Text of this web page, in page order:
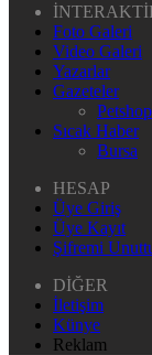
Foto Galeri
Video Galeri
Yazarlar
Gazeteler
Petshop
Sıcak Haber
Bursa
HESAP
Üye Giriş
Üye Kayıt
Şifremi
DİĞER
İletişim
Künye
Reklam